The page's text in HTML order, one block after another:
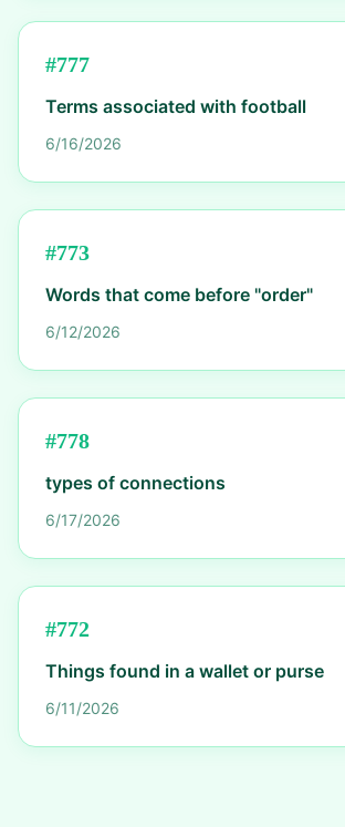
#777
Terms associated with football
6/16/2026
#773
Words that come before "order"
6/12/2026
#778
types of connections
6/17/2026
#772
Things found in a wallet or purse
6/11/2026